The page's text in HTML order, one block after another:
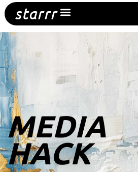
内
容
を
ス
キ
ッ
プ
starrr
MEDIA
HACK